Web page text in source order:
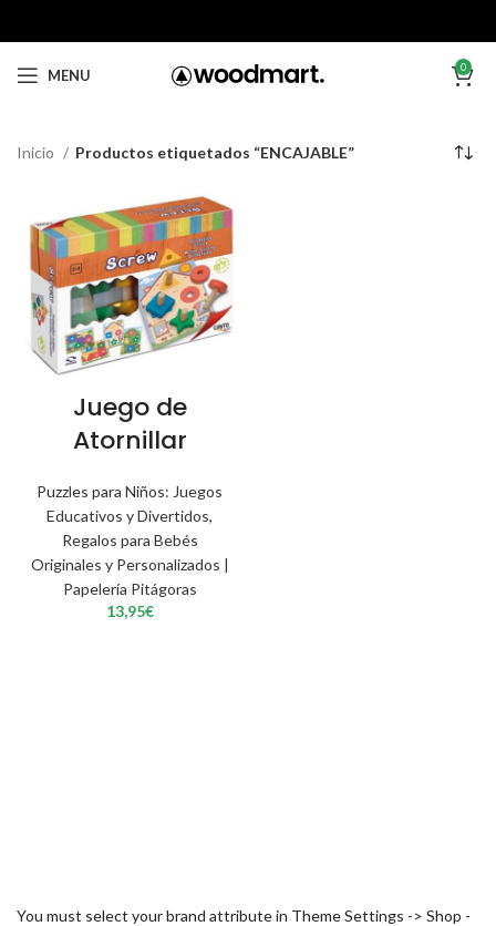
MENU 0
Inicio Productos etiquetados “ENCAJABLE”
Juego de
Atornillar
Puzzles para Niños: Juegos
Educativos y Divertidos,
Regalos para Bebés
Originales y Personalizados |
Papelería Pitágoras
13,95€
You must select your brand attribute in Theme Settings -> Shop -